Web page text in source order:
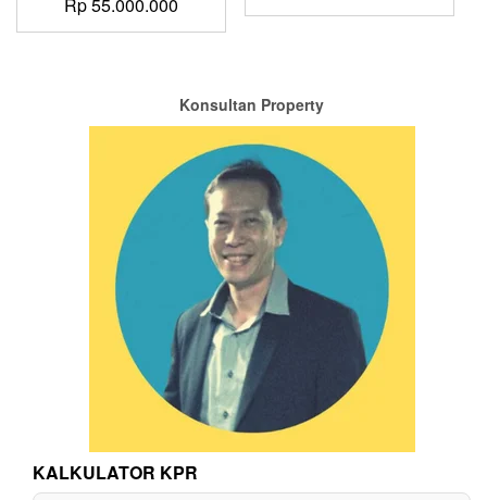
Konsultan Property
KALKULATOR KPR